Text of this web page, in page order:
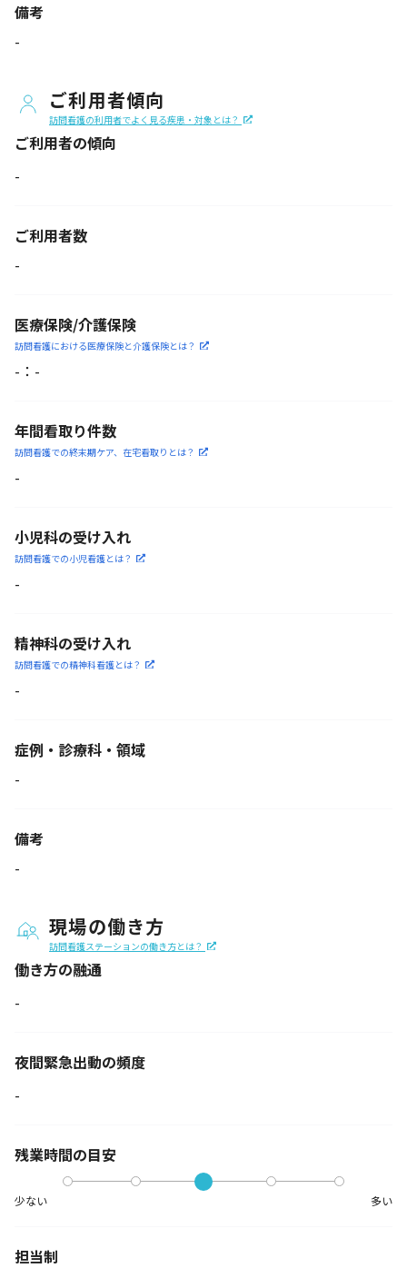
備考
-
ご利用者傾向
訪問看護の利用者でよく見る疾患・対象とは？
ご利用者の傾向
-
ご利用者数
-
医療保険/介護保険
訪問看護における医療保険と介護保険とは？
- ： -
年間看取り件数
訪問看護での終末期ケア、 在宅看取りとは？
-
小児科の受け入れ
訪問看護での小児看護とは？
-
精神科の受け入れ
訪問看護での精神科看護とは？
-
症例・診療科・ 領域
-
備考
-
現場の働き方
訪問看護ステーションの働き方とは？
働き方の融通
-
夜間緊急出動の頻度
-
残業時間の目安
少ない 多い
担当制